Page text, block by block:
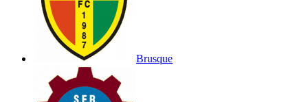
Brusque